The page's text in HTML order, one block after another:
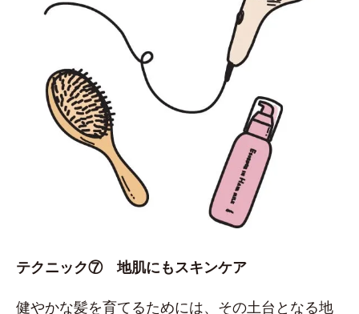
テクニック⑦ 地肌にもスキンケア
健やかな髪を育てるためには、その土台となる地